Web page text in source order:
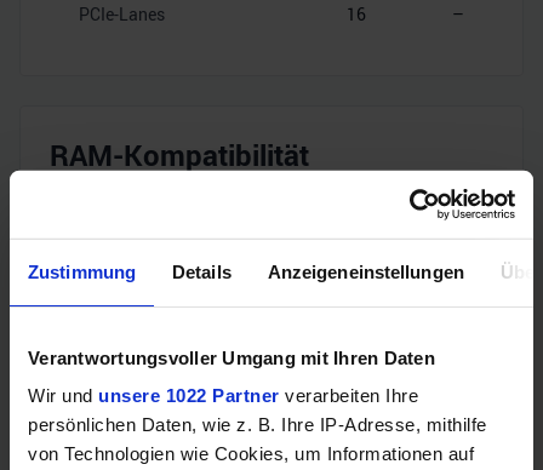
Zustimmung Details Anzeigeneinstellungen
Verantwortungsvoller Umgang mit Ihren Daten
Wir und unsere 1022 Partner verarbeiten Ihre
persönlichen Daten, wie z. B. Ihre IP-Adresse, mithilfe
von Technologien wie Cookies, um Informationen auf
PCIe-Lanes 16 –
RAM-Kompatibilität
Speichertyp DDR4 –
Speicherkanäle –
RAM-Geschwindigkeit
DDR4-